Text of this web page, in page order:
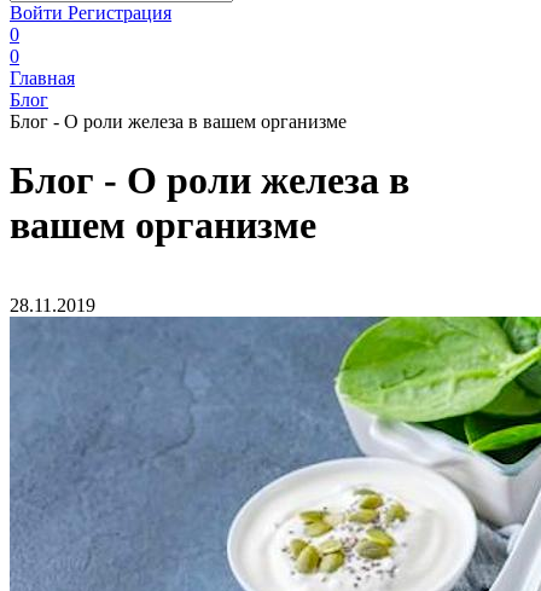
Войти Регистрация
0
0
Главная
Блог
Блог - О роли железа в вашем организме
Блог - О роли железа в
вашем организме
28.11.2019